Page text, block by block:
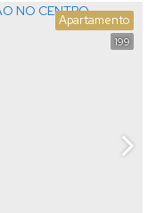
199
Apartamento